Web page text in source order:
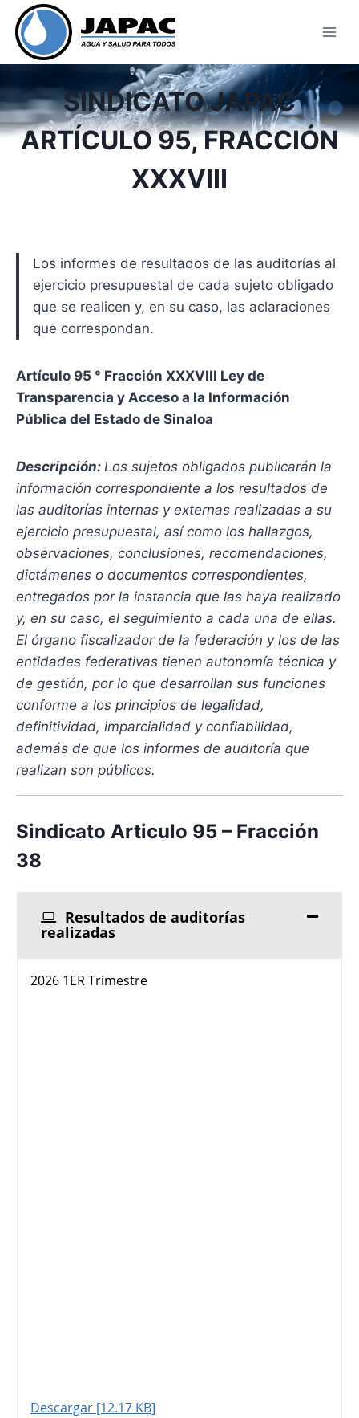
Skip
content
SINDICATO JAPAC
ARTÍCULO 95, FRACCIÓN
XXXVIII
Los informes de resultados de las auditorías al
ejercicio presupuestal de cada sujeto obligado
que se realicen y, en su caso, las aclaraciones
que correspondan.
Artículo 95 ° Fracción XXXVIII Ley de
Transparencia y Acceso a la Información
Pública del Estado de Sinaloa
Descripción: Los sujetos obligados publicarán la
información correspondiente a los resultados de
las auditorías internas y externas realizadas a su
ejercicio presupuestal, así como los hallazgos,
observaciones, conclusiones, recomendaciones,
dictámenes o documentos correspondientes,
entregados por la instancia que las haya realizado
y, en su caso, el seguimiento a cada una de ellas.
El órgano fiscalizador de la federación y los de las
entidades federativas tienen autonomía técnica y
de gestión, por lo que desarrollan sus funciones
conforme a los principios de legalidad,
definitividad, imparcialidad y confiabilidad,
además de que los informes de auditoría que
realizan son públicos.
Sindicato Articulo 95 – Fracción
38
Resultados de auditorías
realizadas
2026 1ER Trimestre
Descargar [12.17 KB]